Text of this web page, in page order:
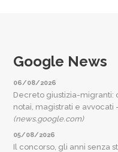
Google News
06/08/2026
Decreto giustizia-migranti:
notai, magistrati e avvocati
(news.google.com)
05/08/2026
Il concorso, gli anni senza